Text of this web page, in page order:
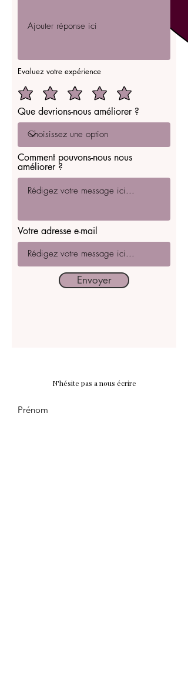
Evaluez votre expérience
Que devrions-nous améliorer ?
Comment pouvons-nous nous
améliorer ?
Votre adresse e-mail
Envoyer
N'hésite pas a nous écrire
Prénom